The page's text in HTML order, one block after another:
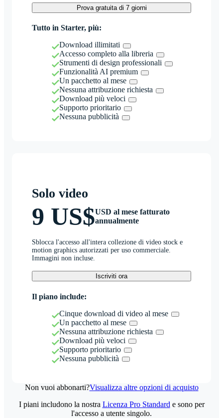
Prova gratuita di 7 giorni
Tutto in Starter, più:
Download illimitati
Accesso completo alla libreria
Strumenti di design professionali
Funzionalità AI premium
Un pacchetto al mese
Nessuna attribuzione richiesta
Download più veloci
Supporto prioritario
Nessuna pubblicità
Solo video
9 US$USD al mese fatturato
annualmente
Sblocca l'accesso all'intera collezione di video stock e
motion graphics autorizzati per uso commerciale.
Immagini non incluse.
Iscriviti ora
Il piano include:
Cinque download di video al mese
Un pacchetto al mese
Nessuna attribuzione richiesta
Download più veloci
Supporto prioritario
Nessuna pubblicità
Non vuoi abbonarti?Visualizza altre opzioni di acquisto
I piani includono la nostra Licenza Pro Standard e sono per
l'accesso a utente singolo.